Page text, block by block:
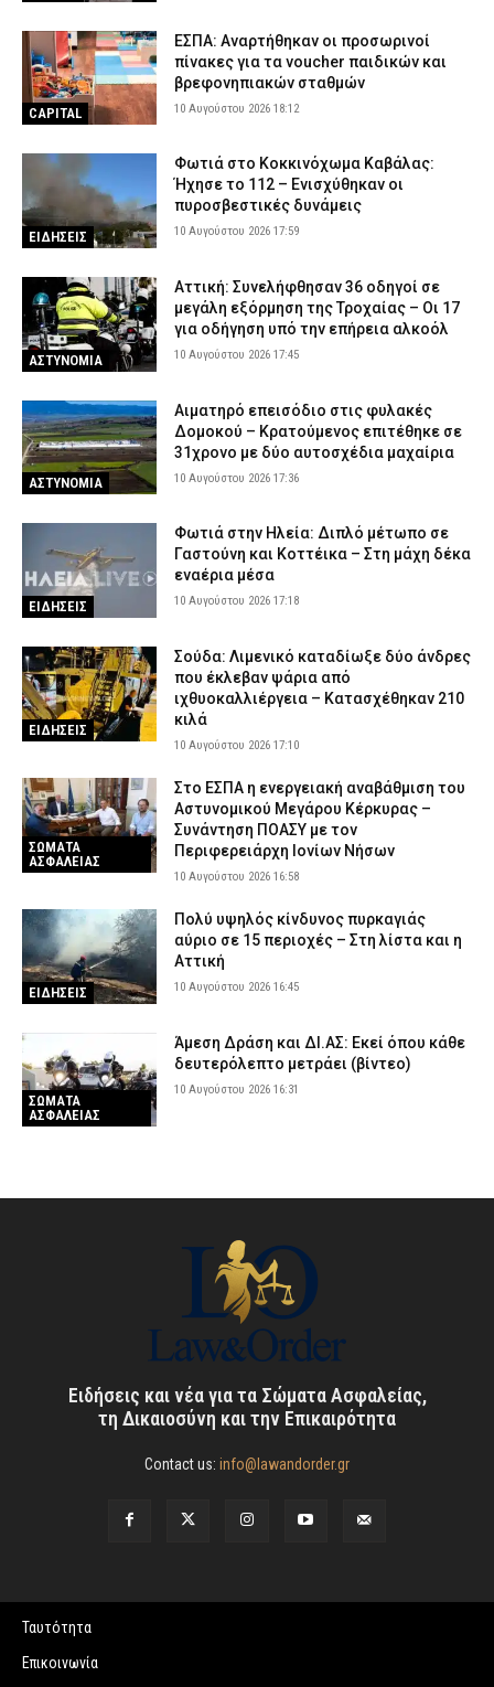
CAPITAL
ΕΣΠΑ: Αναρτήθηκαν οι προσωρινοί
πίνακες για τα voucher παιδικών και
βρεφονηπιακών σταθμών
10 Αυγούστου 2026 18:12
ΕΙΔΗΣΕΙΣ
Φωτιά στο Κοκκινόχωμα Καβάλας:
Ήχησε το 112 – Ενισχύθηκαν οι
πυροσβεστικές δυνάμεις
10 Αυγούστου 2026 17:59
ΑΣΤΥΝΟΜΙΑ
Αττική: Συνελήφθησαν 36 οδηγοί σε
μεγάλη εξόρμηση της Τροχαίας – Οι 17
για οδήγηση υπό την επήρεια αλκοόλ
10 Αυγούστου 2026 17:45
ΑΣΤΥΝΟΜΙΑ
Αιματηρό επεισόδιο στις φυλακές
Δομοκού – Κρατούμενος επιτέθηκε σε
31χρονο με δύο αυτοσχέδια μαχαίρια
10 Αυγούστου 2026 17:36
ΕΙΔΗΣΕΙΣ
Φωτιά στην Ηλεία: Διπλό μέτωπο σε
Γαστούνη και Κοττέικα – Στη μάχη δέκα
εναέρια μέσα
10 Αυγούστου 2026 17:18
ΕΙΔΗΣΕΙΣ
Σούδα: Λιμενικό καταδίωξε δύο άνδρες
που έκλεβαν ψάρια από
ιχθυοκαλλιέργεια – Κατασχέθηκαν 210
κιλά
10 Αυγούστου 2026 17:10
ΣΩΜΑΤΑ
ΑΣΦΑΛΕΙΑΣ
Στο ΕΣΠΑ η ενεργειακή αναβάθμιση του
Αστυνομικού Μεγάρου Κέρκυρας –
Συνάντηση ΠΟΑΣΥ με τον
Περιφερειάρχη Ιονίων Νήσων
10 Αυγούστου 2026 16:58
ΕΙΔΗΣΕΙΣ
Πολύ υψηλός κίνδυνος πυρκαγιάς
αύριο σε 15 περιοχές – Στη λίστα και η
Αττική
10 Αυγούστου 2026 16:45
ΣΩΜΑΤΑ
ΑΣΦΑΛΕΙΑΣ
Άμεση Δράση και ΔΙ.ΑΣ: Εκεί όπου κάθε
δευτερόλεπτο μετράει (βίντεο)
10 Αυγούστου 2026 16:31
Ειδήσεις και νέα για τα Σώματα Ασφαλείας,
τη Δικαιοσύνη και την Επικαιρότητα
Contact us: info@lawandorder.gr
Ταυτότητα
Επικοινωνία